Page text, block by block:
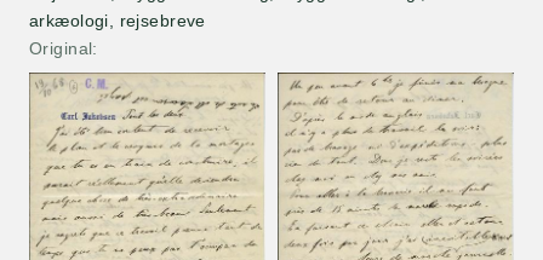
arkæologi, rejsebreve
Original